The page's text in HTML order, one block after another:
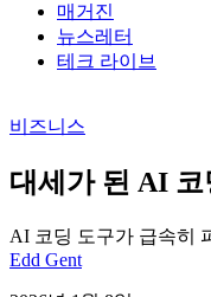
매거진
뉴스레터
테크 라이브
비즈니스
대세가 된 AI
AI 코딩 도구가 급속히
Edd Gent